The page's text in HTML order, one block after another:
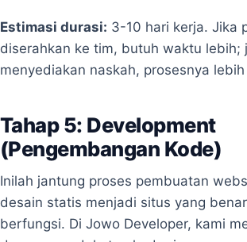
Estimasi durasi: 3-10 hari kerja. Jika
diserahkan ke tim, butuh waktu lebih;
menyediakan naskah, prosesnya
Tahap 5: Development
(Pengembangan Kode)
Inilah jantung proses pembuatan
desain statis menjadi situs yang
berfungsi. Di Jowo Developer, kami